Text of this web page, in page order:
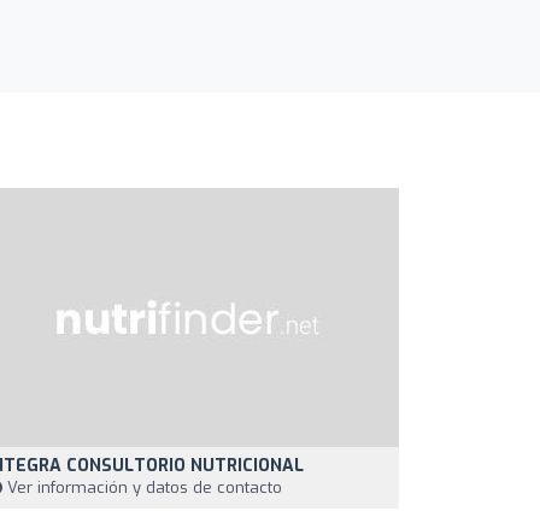
CONSULTORIO NUTRICIONAL
Ver información y datos de contacto